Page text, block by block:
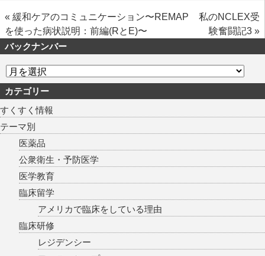
« 緩和ケアのコミュニケーション〜REMAP
を使った病状説明：前編(RとE)〜
私のNCLEX受
験奮闘記3 »
バックナンバー
カテゴリー
すくすく情報
テーマ別
医薬品
公衆衛生・予防医学
医学教育
臨床留学
アメリカで臨床をしている理由
臨床研修
レジデンシー